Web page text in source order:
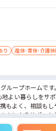
り
産休･育休･介護
ループホームです。
地よい暮らしをサ
もよく、相談もし
んによるサポート
資格がない方も安